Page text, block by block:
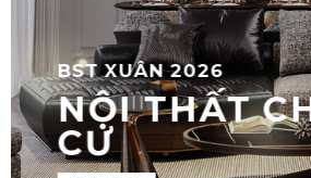
BST XUÂN 2026
NỘI THẤT
CƯ